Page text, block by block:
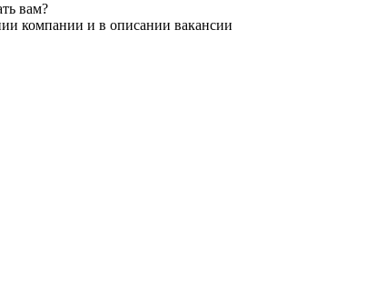
вам?
компании и в описании вакансии